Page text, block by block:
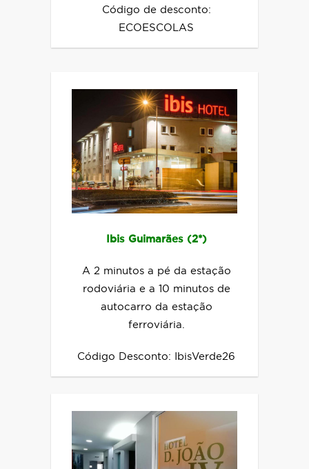
Código de desconto:
ECOESCOLAS
Ibis Guimarães (2*)
A 2 minutos a pé da estação
rodoviária e a 10 minutos de
autocarro da estação
ferroviária.
Código Desconto: IbisVerde26